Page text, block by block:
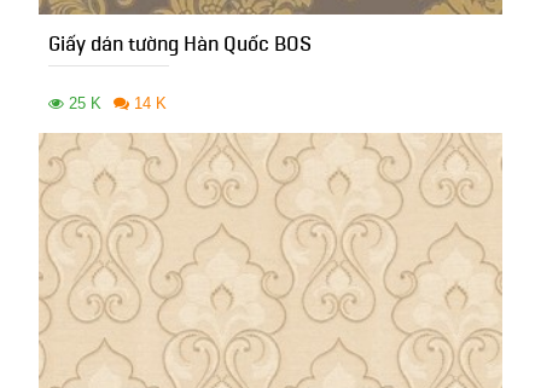
Giấy dán tường Hàn Quốc BOS
25 K 14 K